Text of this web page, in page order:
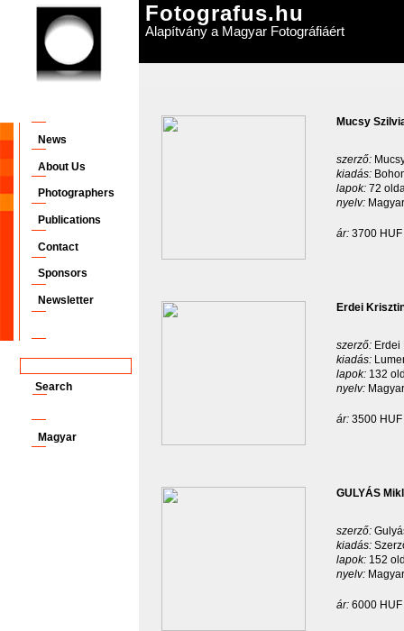
Fotografus.hu
Alapítvány a Magyar Fotográfiáért
News
About Us
Photographers
Publications
Contact
Sponsors
Newsletter
Magyar
Mucsy
szerző:
kiadás:
lapok: 72
nyelv:
ár: 3700 HUF
Erdei
szerző: Erdei
kiadás:
lapok: 132
nyelv:
ár: 3500 HUF
GULYÁS
szerző:
kiadás:
lapok: 152
nyelv:
ár: 6000 HUF